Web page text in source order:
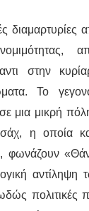
διαμαρτυρίες
στην
Το
μια μικρή
η οποία
φωνάζουν
πολιτικές